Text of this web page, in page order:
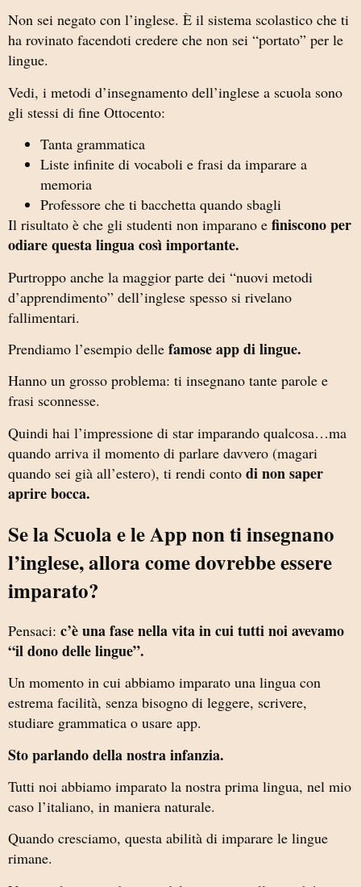
Non sei negato con l’inglese. È il sistema scolastico che ti
ha rovinato facendoti credere che non sei “portato” per le
lingue.
Vedi, i metodi d’insegnamento dell’inglese a scuola sono
gli stessi di fine Ottocento:
Tanta grammatica
Liste infinite di vocaboli e frasi da imparare a
memoria
Professore che ti bacchetta quando sbagli
Il risultato è che gli studenti non imparano e finiscono per
odiare questa lingua così importante.
Purtroppo anche la maggior parte dei “nuovi metodi
d’apprendimento” dell’inglese spesso si rivelano
fallimentari.
Prendiamo l’esempio delle famose app di lingue.
Hanno un grosso problema: ti insegnano tante parole e
frasi sconnesse.
Quindi hai l’impressione di star imparando qualcosa…ma
quando arriva il momento di parlare davvero (magari
quando sei già all’estero), ti rendi conto di non saper
aprire bocca.
Se la Scuola e le App non ti insegnano
l’inglese, allora come dovrebbe essere
imparato?
Pensaci: c’è una fase nella vita in cui tutti noi avevamo
“il dono delle lingue”.
Un momento in cui abbiamo imparato una lingua con
estrema facilità, senza bisogno di leggere, scrivere,
studiare grammatica o usare app.
Sto parlando della nostra infanzia.
Tutti noi abbiamo imparato la nostra prima lingua, nel mio
caso l’italiano, in maniera naturale.
Quando cresciamo, questa abilità di imparare le lingue
rimane.